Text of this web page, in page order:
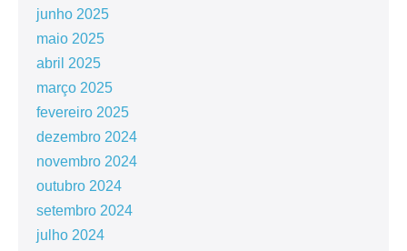
junho 2025
maio 2025
abril 2025
março 2025
fevereiro 2025
dezembro 2024
novembro 2024
outubro 2024
setembro 2024
julho 2024